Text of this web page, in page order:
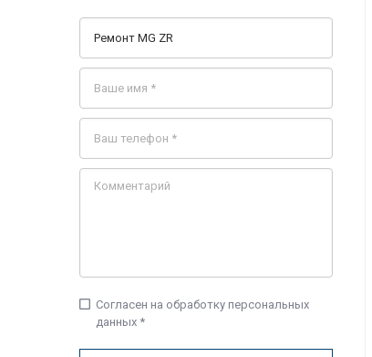
check_box_outline_blank Согласен на обработку персональных
данных *